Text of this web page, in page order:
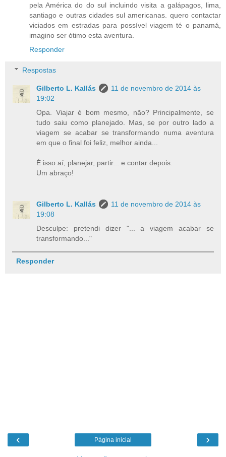
pela América do do sul incluindo visita a galápagos, lima,
santiago e outras cidades sul americanas. quero contactar
viciados em estradas para possível viagem té o panamá,
imagino ser ótimo esta aventura.
Responder
Respostas
Gilberto L. Kallás
11 de novembro de 2014 às
19:02
Opa. Viajar é bom mesmo, não? Principalmente, se
tudo saiu como planejado. Mas, se por outro lado a
viagem se acabar se transformando numa aventura
em que o final foi feliz, melhor ainda...
É isso aí, planejar, partir... e contar depois.
Um abraço!
Gilberto L. Kallás
11 de novembro de 2014 às
19:08
Desculpe: pretendi dizer "... a viagem acabar se
transformando..."
Responder
‹ ›
Página inicial